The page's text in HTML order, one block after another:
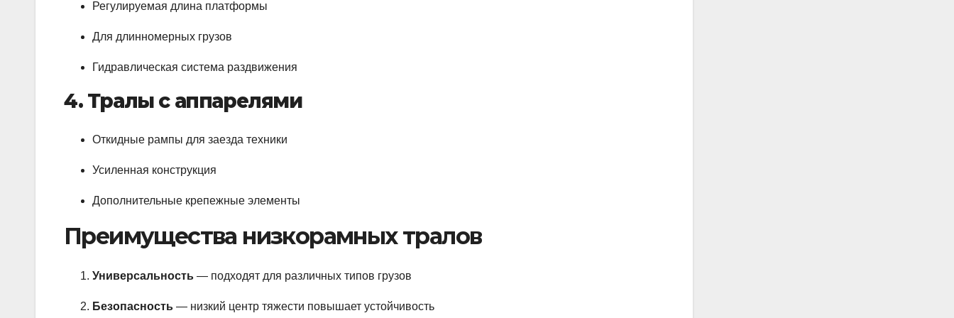
Регулируемая длина платформы
Для длинномерных грузов
Гидравлическая система раздвижения
4. Тралы с аппарелями
Откидные рампы для заезда техники
Усиленная конструкция
Дополнительные крепежные элементы
Преимущества низкорамных тралов
Универсальность — подходят для различных типов грузов
Безопасность — низкий центр тяжести повышает устойчивость